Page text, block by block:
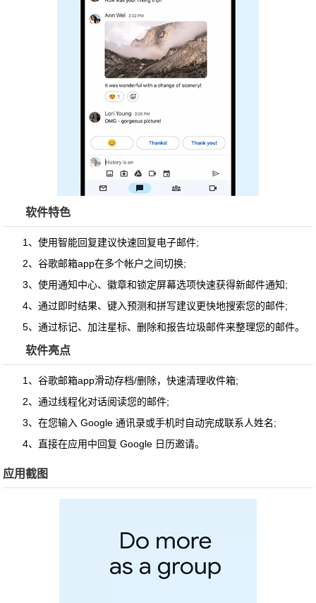
软件特色
1、使用智能回复建议快速回复电子邮件;
2、谷歌邮箱app在多个帐户之间切换;
3、使用通知中心、徽章和锁定屏幕选项快速获得新邮件通知;
4、通过即时结果、键入预测和拼写建议更快地搜索您的邮件;
5、通过标记、加注星标、删除和报告垃圾邮件来整理您的邮件。
软件亮点
1、谷歌邮箱app滑动存档/删除，快速清理收件箱;
2、通过线程化对话阅读您的邮件;
3、在您输入 Google 通讯录或手机时自动完成联系人姓名;
4、直接在应用中回复 Google 日历邀请。
应用截图